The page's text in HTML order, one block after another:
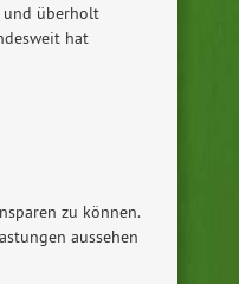
und überholt
hat
zu können.
aussehen